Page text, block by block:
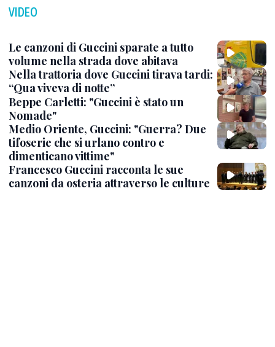
VIDEO
Le canzoni di Guccini sparate a tutto
volume nella strada dove abitava
Nella trattoria dove Guccini tirava tardi:
“Qua viveva di notte”
Beppe Carletti: "Guccini è stato un
Nomade"
Medio Oriente, Guccini: "Guerra? Due
tifoserie che si urlano contro e
dimenticano vittime"
Francesco Guccini racconta le sue
canzoni da osteria attraverso le culture